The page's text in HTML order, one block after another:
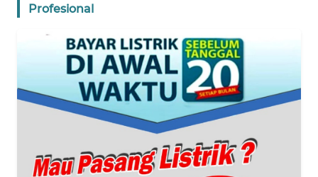
Profesional
WN
WN